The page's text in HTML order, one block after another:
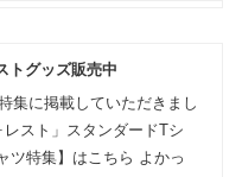
トグッズ販売中
集に掲載していただきまし
スト」スタンダードTシ
ツ特集】はこちら よかっ